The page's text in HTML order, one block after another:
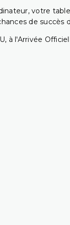
votre
de succès
à l'Arrivée